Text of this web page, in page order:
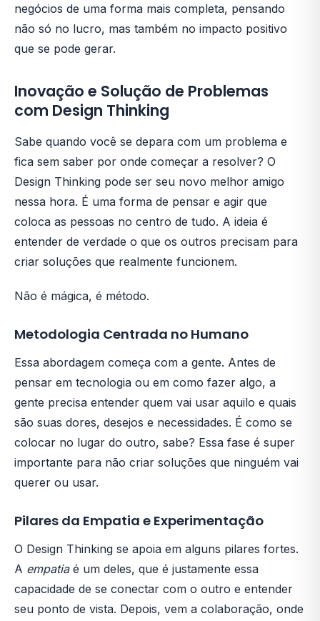
negócios de uma forma mais completa, pensando
não só no lucro, mas também no impacto positivo
que se pode gerar.
Inovação e Solução de Problemas
com Design Thinking
Sabe quando você se depara com um problema e
fica sem saber por onde começar a resolver? O
Design Thinking pode ser seu novo melhor amigo
nessa hora. É uma forma de pensar e agir que
coloca as pessoas no centro de tudo. A ideia é
entender de verdade o que os outros precisam para
criar soluções que realmente funcionem.
Não é mágica, é método.
Metodologia Centrada no Humano
Essa abordagem começa com a gente. Antes de
pensar em tecnologia ou em como fazer algo, a
gente precisa entender quem vai usar aquilo e quais
são suas dores, desejos e necessidades. É como se
colocar no lugar do outro, sabe? Essa fase é super
importante para não criar soluções que ninguém vai
querer ou usar.
Pilares da Empatia e Experimentação
O Design Thinking se apoia em alguns pilares fortes.
A empatiaé um deles, que é justamente essa
capacidade de se conectar com o outro e entender
seu ponto de vista. Depois, vem a colaboração, onde